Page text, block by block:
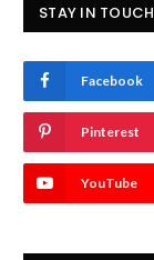
STAY IN TOUCH
Facebook
Pinterest
YouTube